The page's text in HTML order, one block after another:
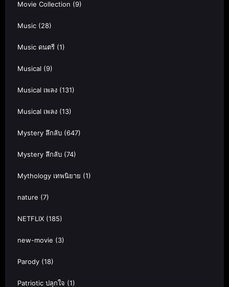
Movie Collection (9)
Music (28)
Music ดนตรี (1)
Musical (9)
Musical เพลง (131)
Musical เพลง (13)
Mystery ลึกลับ (647)
Mystery ลึกลับ (74)
Mythology เทพนิยาย (1)
nature (7)
NETFLIX (185)
new-movie (3)
Parody (18)
Patriotic ปลุกใจ (1)